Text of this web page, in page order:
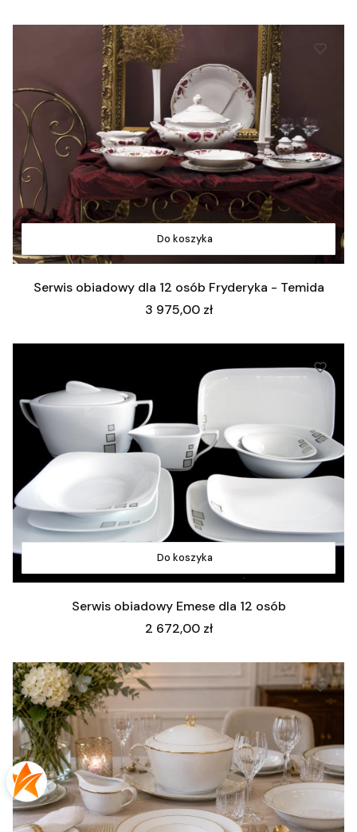
Do koszyka
Serwis obiadowy dla 12 osób Fryderyka - Temida
Cena
3 975,00 zł
Do koszyka
Serwis obiadowy Emese dla 12 osób
Cena
2 672,00 zł